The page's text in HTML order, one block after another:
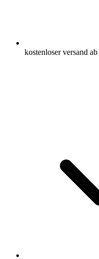
kostenloser versand